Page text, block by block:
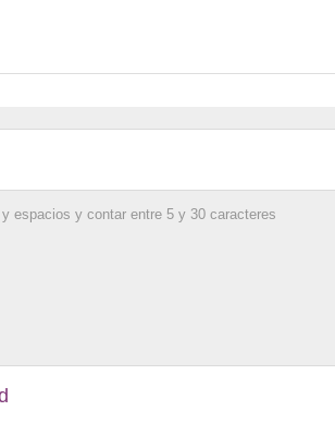
espacios y contar entre 5 y 30 caracteres